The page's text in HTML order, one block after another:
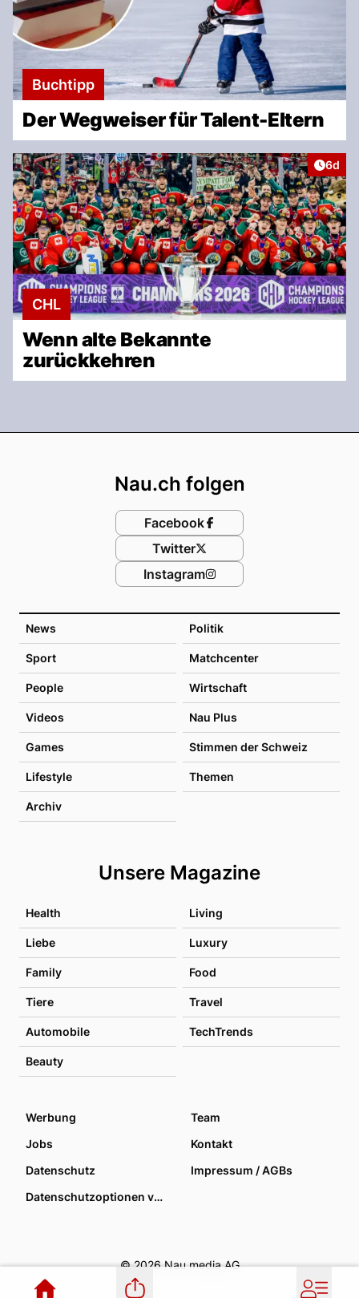
Buchtipp
Der Wegweiser für Talent-Eltern
6d
CHL
Wenn alte Bekannte
zurückkehren
News Politik
Sport Matchcenter
People Wirtschaft
Videos Nau Plus
Games Stimmen der Schweiz
Lifestyle Themen
Archiv
Unsere Magazine
Health Living
Liebe Luxury
Family Food
Tiere Travel
Automobile TechTrends
Beauty
Nau.ch folgen
Facebook
Twitter
Instagram
Werbung
Team
Jobs
Kontakt
Datenschutz
Impressum / AGBs
Datenschutzoptionen verwalten
© 2026 Nau media AG